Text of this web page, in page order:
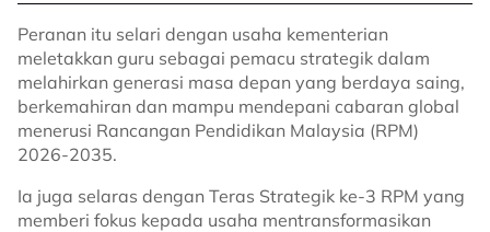
Peranan itu selari dengan usaha kementerian
meletakkan guru sebagai pemacu strategik dalam
melahirkan generasi masa depan yang berdaya saing,
berkemahiran dan mampu mendepani cabaran global
menerusi Rancangan Pendidikan Malaysia (RPM)
2026-2035.
Ia juga selaras dengan Teras Strategik ke-3 RPM yang
memberi fokus kepada usaha mentransformasikan